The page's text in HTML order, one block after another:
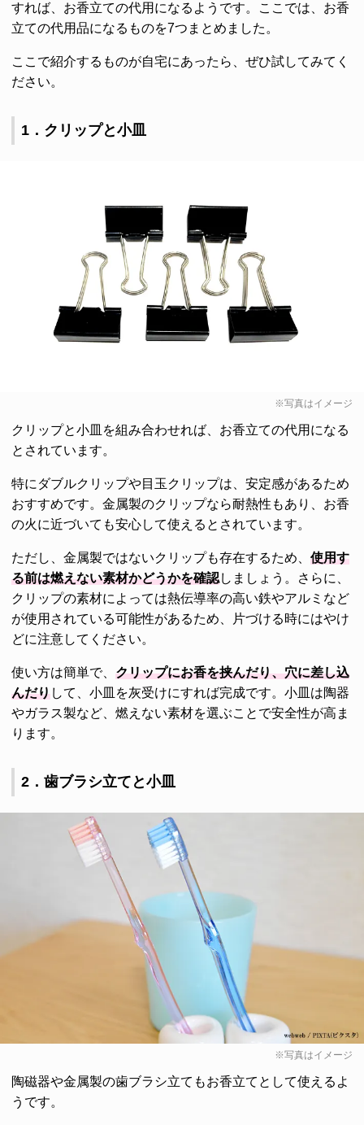
すれば、お香立ての代用になるようです。ここでは、お香
立ての代用品になるものを7つまとめました。
ここで紹介するものが自宅にあったら、ぜひ試してみてく
ださい。
1．クリップと小皿
※写真はイメージ
クリップと小皿を組み合わせれば、お香立ての代用になる
とされています。
特にダブルクリップや目玉クリップは、安定感があるため
おすすめです。金属製のクリップなら耐熱性もあり、お香
の火に近づいても安心して使えるとされています。
ただし、金属製ではないクリップも存在するため、 使用す
る前は燃えない素材かどうかを確認しましょう。さらに、
クリップの素材によっては熱伝導率の高い鉄やアルミなど
が使用されている可能性があるため、片づける時にはやけ
どに注意してください。
使い方は簡単で、 クリップにお香を挟んだり、穴に差し込
んだりして、小皿を灰受けにすれば完成です。小皿は陶器
やガラス製など、燃えない素材を選ぶことで安全性が高ま
ります。
2．歯ブラシ立てと小皿
※写真はイメージ
陶磁器や金属製の歯ブラシ立てもお香立てとして使えるよ
うです。